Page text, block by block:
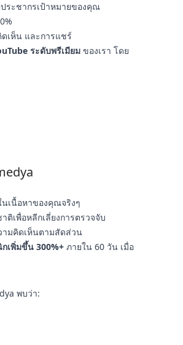
ระชากรเป้าหมายของคุณ
เห็น และการแชร์
ระดับพรีเมียม ของเรา โดย
เนื้อหาของคุณจริงๆ
ติเพื่อหลีกเลี่ยงการตรวจจับ
ามคิดเห็นตามสัดส่วน
เพิ่มขึ้น 300%+ ภายใน 60 วัน เมื่อ
พบว่า: